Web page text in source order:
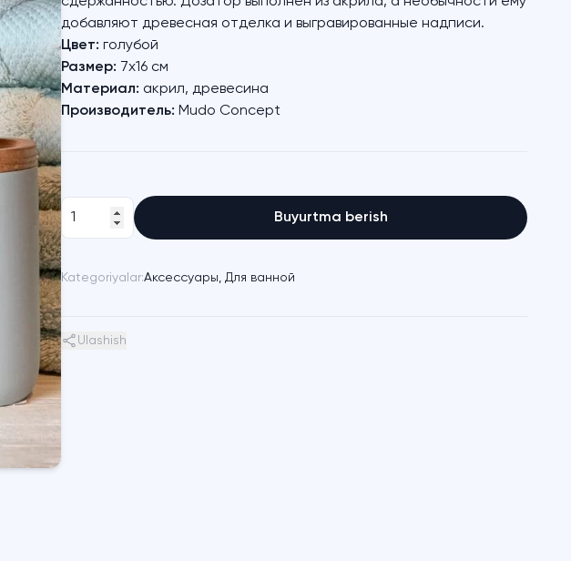
добавляют древесная отделка и выгравированные надписи.
Цвет: голубой
Размер: 7х16 см
Материал: акрил, древесина
Производитель: Mudo Concept
Buyurtma berish
Kategoriyalar:Аксессуары, Для ванной
Ulashish